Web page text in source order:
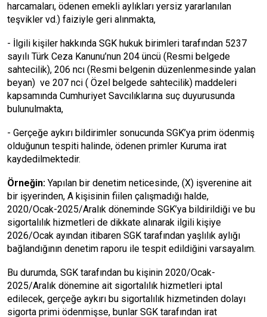
harcamaları, ödenen emekli aylıkları yersiz yararlanılan
teşvikler vd.) faiziyle geri alınmakta,
- İlgili kişiler hakkında SGK hukuk birimleri tarafından 5237
sayılı Türk Ceza Kanunu’nun 204 üncü (Resmi belgede
sahtecilik), 206 ncı (Resmi belgenin düzenlenmesinde yalan
beyan) ve 207 nci ( Özel belgede sahtecilik) maddeleri
kapsamında Cumhuriyet Savcılıklarına suç duyurusunda
bulunulmakta,
- Gerçeğe aykırı bildirimler sonucunda SGK’ya prim ödenmiş
olduğunun tespiti halinde, ödenen primler Kuruma irat
kaydedilmektedir.
Örneğin: Yapılan bir denetim neticesinde, (X) işverenine ait
bir işyerinden, A kişisinin fiilen çalışmadığı halde,
2020/Ocak-2025/Aralık döneminde SGK’ya bildirildiği ve bu
sigortalılık hizmetleri de dikkate alınarak ilgili kişiye
2026/Ocak ayından itibaren SGK tarafından yaşlılık aylığı
bağlandığının denetim raporu ile tespit edildiğini varsayalım.
Bu durumda, SGK tarafından bu kişinin 2020/Ocak-
2025/Aralık dönemine ait sigortalılık hizmetleri iptal
edilecek, gerçeğe aykırı bu sigortalılık hizmetinden dolayı
sigorta primi ödenmişse, bunlar SGK tarafından irat